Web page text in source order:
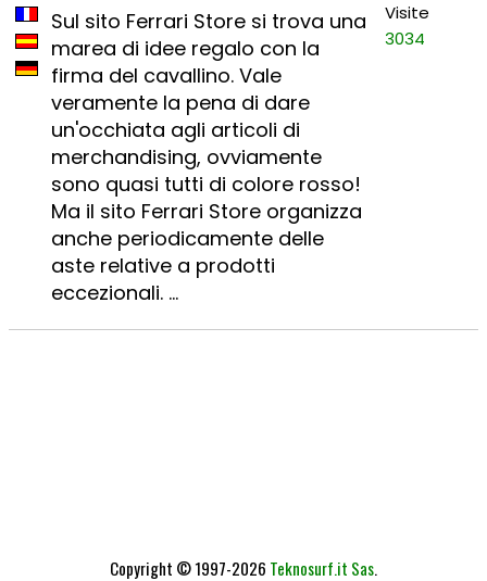
Sul sito Ferrari Store si trova una
marea di idee regalo con la
firma del cavallino. Vale
veramente la pena di dare
un'occhiata agli articoli di
merchandising, ovviamente
sono quasi tutti di colore rosso!
Ma il sito Ferrari Store organizza
anche periodicamente delle
aste relative a prodotti
eccezionali. ...
Visite
3034
Copyright © 1997-2026 Teknosurf.it Sas.